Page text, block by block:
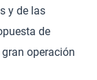
y de las
de
operación